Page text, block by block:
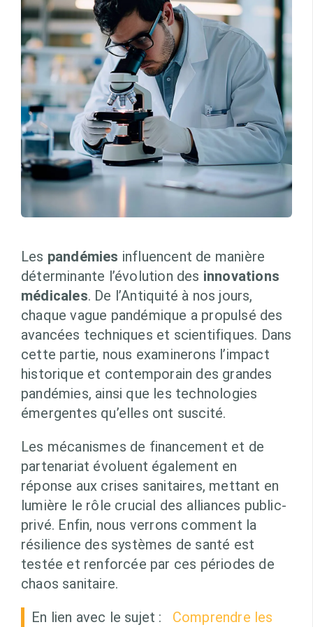
Les pandémies influencent de manière
déterminante l’évolution des innovations
médicales. De l’Antiquité à nos jours,
chaque vague pandémique a propulsé des
avancées techniques et scientifiques. Dans
cette partie, nous examinerons l’impact
historique et contemporain des grandes
pandémies, ainsi que les technologies
émergentes qu’elles ont suscité.
Les mécanismes de financement et de
partenariat évoluent également en
réponse aux crises sanitaires, mettant en
lumière le rôle crucial des alliances public-
privé. Enfin, nous verrons comment la
résilience des systèmes de santé est
testée et renforcée par ces périodes de
chaos sanitaire.
En lien avec le sujet :
Comprendre les